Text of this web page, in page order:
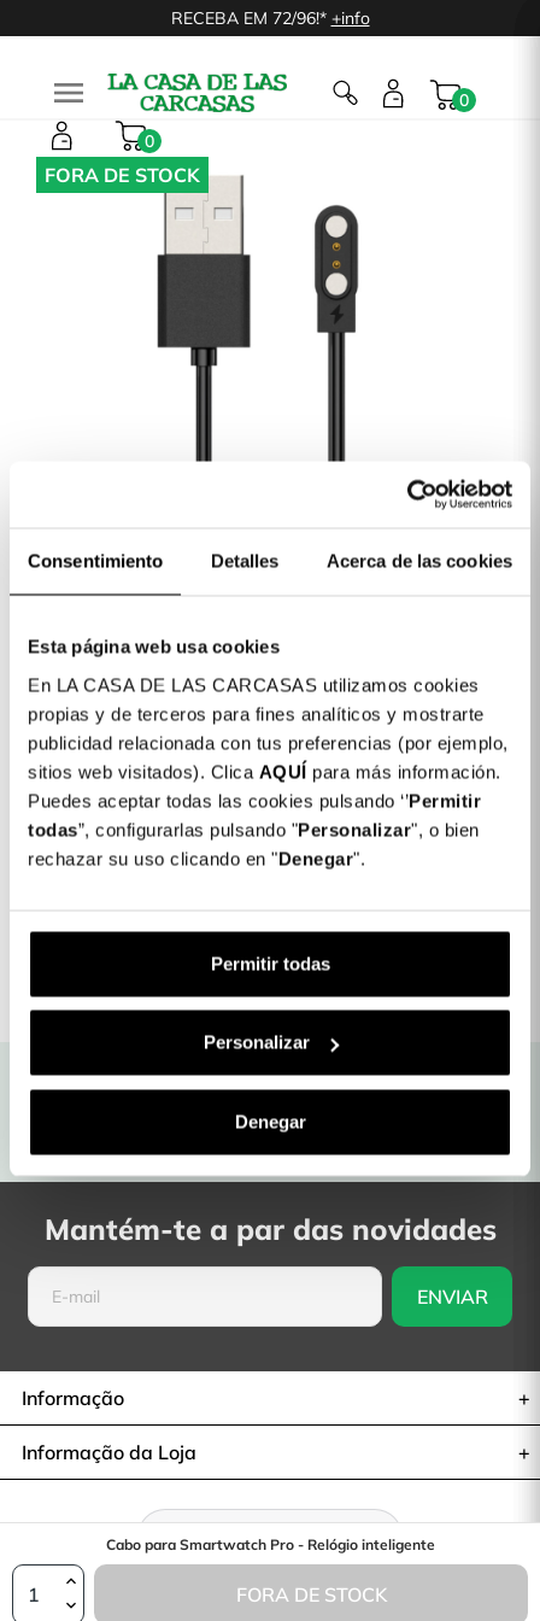
Consentimiento Detalles Acerca de las cookies
Esta página web usa cookies
En LA CASA DE LAS CARCASAS utilizamos cookies
propias y de terceros para fines analíticos y mostrarte
publicidad relacionada con tus preferencias (por ejemplo,
sitios web visitados). Clica AQUÍ para más información.
Puedes aceptar todas las cookies pulsando ‘’Permitir
todas”, configurarlas pulsando "Personalizar", o bien
rechazar su uso clicando en "Denegar".
Permitir todas
Personalizar
Denegar
RECEBA EM 72/96!* +info

0
0
FORA DE STOCK
Detalhes do produto
Cor: Preto
COLORES DISPONIBLES
Preto
Cabo para Smartwatch Pro - Relógio inteligente
FORA DE STOCK
Detalhes do produto
Envio gratuito para as nossas
lojas físicas
Produtos com Garantia
Mantém-te a par das novidades
Informação
Informação da Loja
Retratar-se do contrato
© 2026— La Casa de las Carcasas